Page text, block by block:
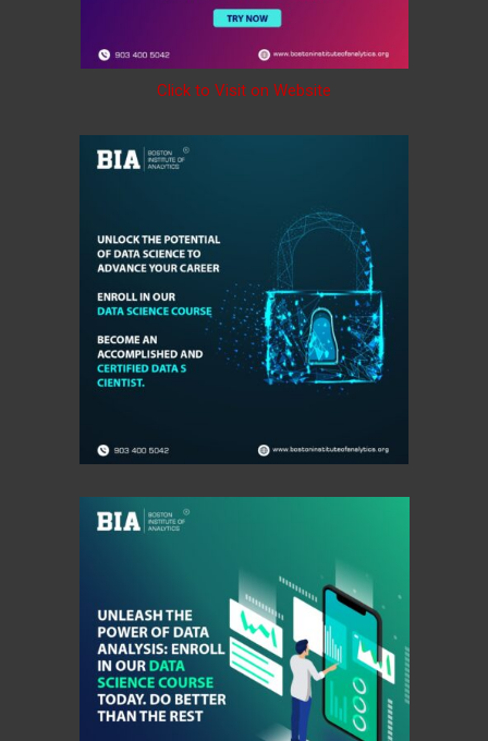
Click to Visit on Website